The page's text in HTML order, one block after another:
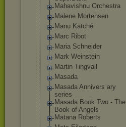
Mahavishnu Orchestra
Malene Mortensen
Manu Katché
Marc Ribot
Maria Schneider
Mark Weinstein
Martin Tingvall
Masada
Masada Annivers ary
series
Masada Book Two - The
Book of Angels
Matana Roberts